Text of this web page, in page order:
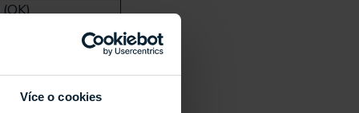
Více o cookies